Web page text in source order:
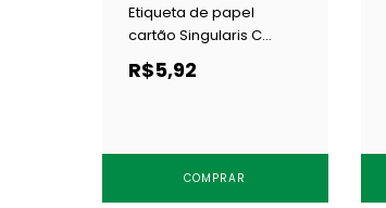
Etiqueta de papel
cartão Singularis C
30x38 azul c/ 1000 un
R$5,92
COMPRAR